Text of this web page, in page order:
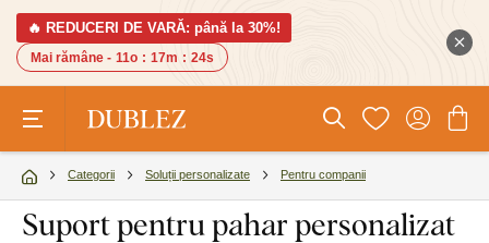
🔥 REDUCERI DE VARĂ: până la 30%!
Mai rămâne - 11o : 17m : 24s
Categorii Soluții personalizate Pentru companii
Suport pentru pahar personalizat